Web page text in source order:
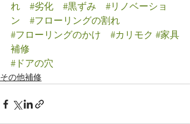
れ
#劣化 #黒ずみ
#リノベーショ
ン
#フローリングの割れ
#フローリングのかけ
#カリモク #家具
補修
#ドアの穴
その他補修